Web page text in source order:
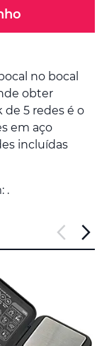
no bocal
obter
de 5 redes é o
em aço
incluídas
.